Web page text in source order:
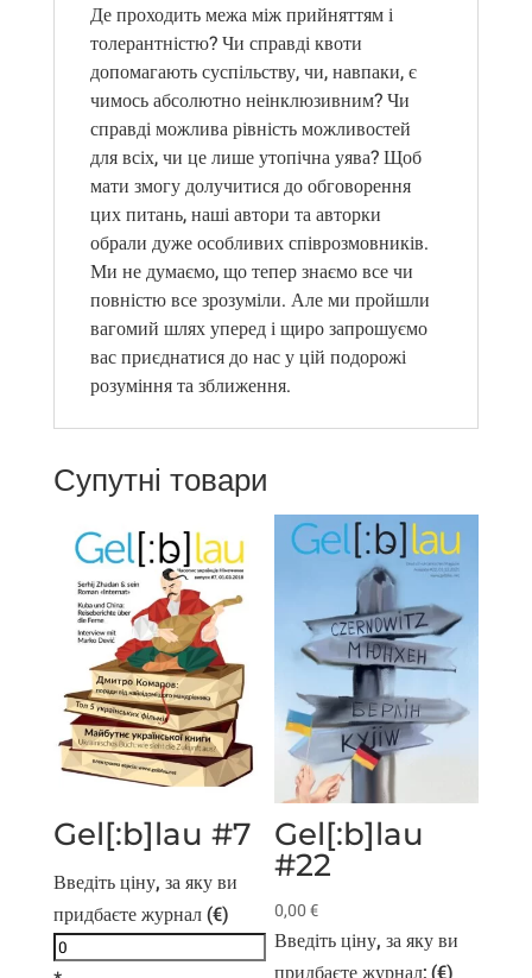
Де проходить межа між прийняттям і
толерантністю? Чи справді квоти
допомагають суспільству, чи, навпаки, є
чимось абсолютно неінклюзивним? Чи
справді можлива рівність можливостей
для всіх, чи це лише утопічна уява?Щоб
мати змогу долучитися до обговорення
цих питань, наші автори та авторки
обрали дуже особливих співрозмовників.
Ми не думаємо, що тепер знаємо все чи
повністю все зрозуміли. Але ми пройшли
вагомий шлях уперед і щиро запрошуємо
вас приєднатися до нас у цій подорожі
розуміння та зближення.
Супутні товари
Gel[:b]lau #7
Введіть ціну, за яку ви
придбаєте журнал (€)
Gel[:b]lau
#22
0,00€
Введіть ціну, за яку ви
придбаєте журнал: (€)